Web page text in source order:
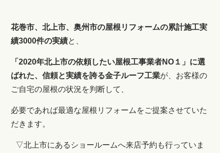
花巻市、北上市、奥州市の屋根リフォームの累計施工実
績3000件の実績と、
「2020年北上市の依頼したい屋根工事業者NO１」に選
ばれた、信頼と実績を誇る金子ルーフ工業が、お客様の
ご自宅の屋根の状況を判断して、
必要であれば最適な屋根リフォームをご提案させていた
だきます。
▽北上市にあるショールームへ来店予約も行っていま